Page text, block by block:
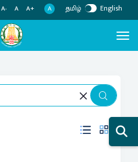
A- A A+ A தமிழ் English